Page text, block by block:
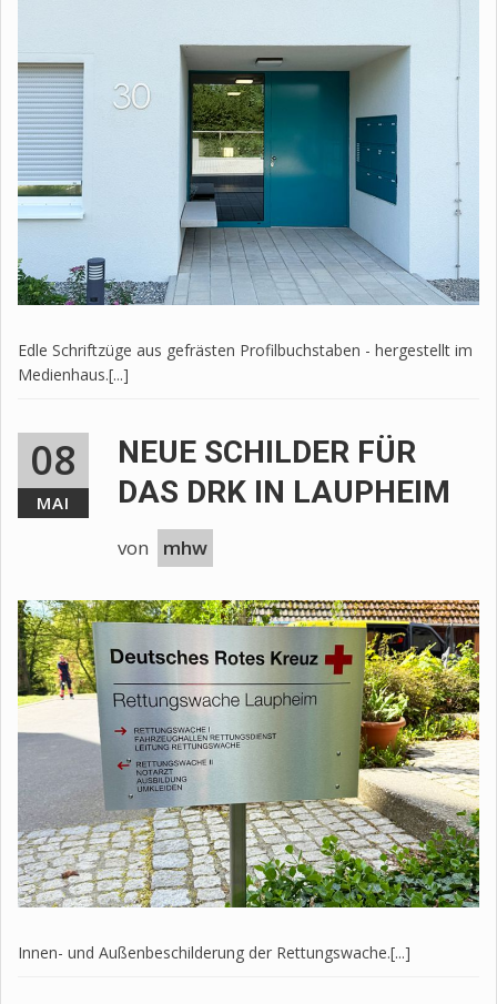
Edle Schriftzüge aus gefrästen Profilbuchstaben - hergestellt im
Medienhaus.[...]
08
MAI
NEUE SCHILDER FÜR
DAS DRK IN LAUPHEIM
von mhw
Innen- und Außenbeschilderung der Rettungswache.[...]